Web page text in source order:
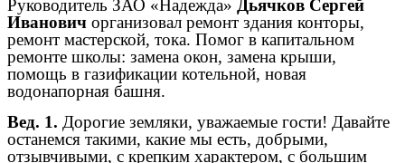
Руководитель ЗАО «Надежда» Дьячков Сергей
Иванович организовал ремонт здания конторы,
ремонт мастерской, тока. Помог в капитальном
ремонте школы: замена окон, замена крыши,
помощь в газификации котельной, новая
водонапорная башня.
Вед. 1. Дорогие земляки, уважаемые гости! Давайте
останемся такими, какие мы есть, добрыми,
отзывчивыми, с крепким характером, с большим